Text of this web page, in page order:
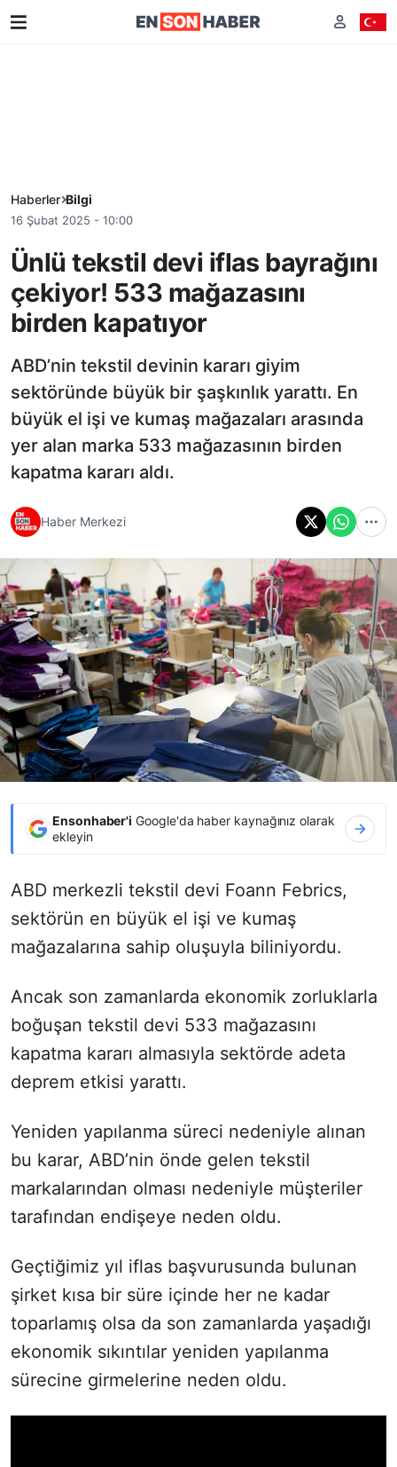
Haberler Bilgi
16 Şubat 2025 - 10:00
Ünlü tekstil devi iflas bayrağını
çekiyor! 533 mağazasını
birden kapatıyor
ABD’nin tekstil devinin kararı giyim
sektöründe büyük bir şaşkınlık yarattı. En
büyük el işi ve kumaş mağazaları arasında
yer alan marka 533 mağazasının birden
kapatma kararı aldı.
Haber Merkezi
Ensonhaber'i Google'da haber kaynağınız olarak
ekleyin
ABD merkezli tekstil devi Foann Febrics,
sektörün en büyük el işi ve kumaş
mağazalarına sahip oluşuyla biliniyordu.
Ancak son zamanlarda ekonomik zorluklarla
boğuşan tekstil devi 533 mağazasını
kapatma kararı almasıyla sektörde adeta
deprem etkisi yarattı.
Yeniden yapılanma süreci nedeniyle alınan
bu karar, ABD’nin önde gelen tekstil
markalarından olması nedeniyle müşteriler
tarafından endişeye neden oldu.
Geçtiğimiz yıl iflas başvurusunda bulunan
şirket kısa bir süre içinde her ne kadar
toparlamış olsa da son zamanlarda yaşadığı
ekonomik sıkıntılar yeniden yapılanma
sürecine girmelerine neden oldu.